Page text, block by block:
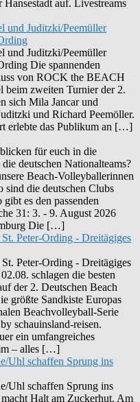
Hansestadt auf. Livestreams
und Juditzki/Peemüller
und Juditzki/Peemüller
Die spannenden
von ROCK the BEACH
beim zweiten Turnier der 2.
sich Mila Jancar und
und Richard Peemöller.
erlebte das Publikum an […]
für euch in die
deutschen Nationalteams?
Beach-Volleyballerinnen
sind die deutschen Clubs
es den passenden
31: 3. - 9. August 2026
Die […]
Peter-Ording - Dreitägiges
Peter-Ording - Dreitägiges
schlagen die besten
der 2. Deutschen Beach
größte Sandkiste Europas
Beachvolleyball-Serie
schauinsland-reisen.
ein umfangreiches
– alles […]
Uhl schaffen Sprung ins
Uhl schaffen Sprung ins
Halt am Zuckerhut. Am